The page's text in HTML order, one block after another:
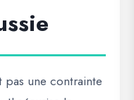
pas une contrainte